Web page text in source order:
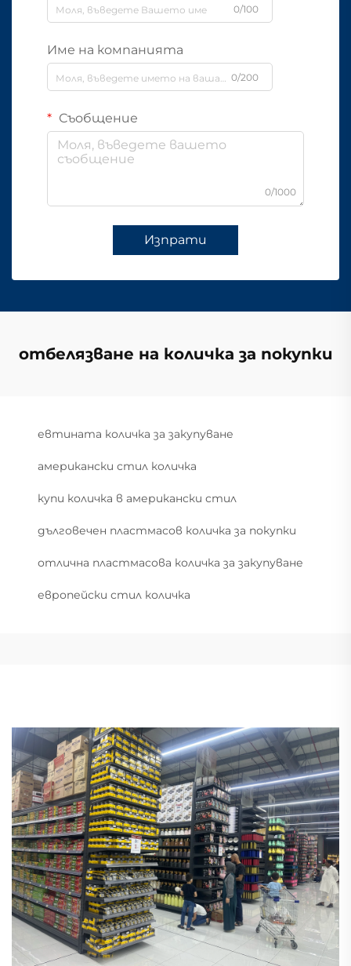
0/100
Име на компанията
0/200
Съобщение
0/1000
Изпрати
отбелязване на количка за покупки
евтината количка за закупуване
американски стил количка
купи количка в американски стил
дълговечен пластмасов количка за покупки
отлична пластмасова количка за закупуване
европейски стил количка